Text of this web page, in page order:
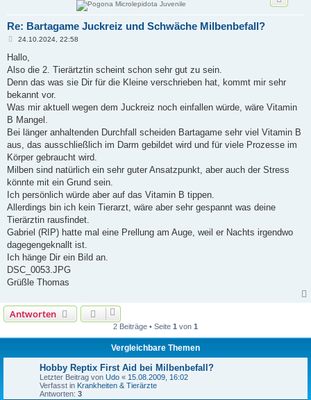
Re: Bartagame Juckreiz und Schwäche Milbenbefall?
B
i
r
a
24.10.2024, 22:58
Hallo,
Also die 2. Tierärtztin scheint schon sehr gut zu sein.
Denn das was sie Dir für die Kleine verschrieben hat, kommt mir sehr
bekannt vor.
Was mir aktuell wegen dem Juckreiz noch einfallen würde, wäre Vitamin
B Mangel.
Bei länger anhaltenden Durchfall scheiden Bartagame sehr viel Vitamin B
aus, das ausschließlich im Darm gebildet wird und für viele Prozesse im
Körper gebraucht wird.
Milben sind natürlich ein sehr guter Ansatzpunkt, aber auch der Stress
könnte mit ein Grund sein.
Ich persönlich würde aber auf das Vitamin B tippen.
Allerdings bin ich kein Tierarzt, wäre aber sehr gespannt was deine
Tierärztin rausfindet.
Gabriel (RIP) hatte mal eine Prellung am Auge, weil er Nachts irgendwo
dagegengeknallt ist.
Ich hänge Dir ein Bild an.
DSC_0053.JPG
Grüßle Thomas
Antworten
2 Beiträge • Seite 1 von 1
Vergleichbare Themen
Hobby Reptix First Aid bei Milbenbefall?
Letzter Beitrag von Udo « 15.08.2009, 16:02
Verfasst in Krankheiten & Tierärzte
Antworten: 3